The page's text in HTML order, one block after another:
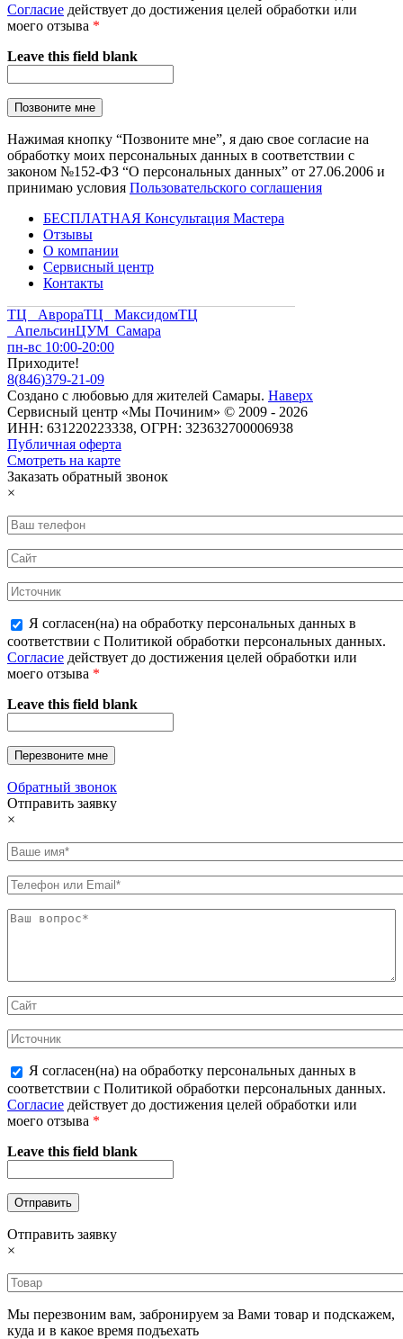
Согласие действует до достижения целей обработки или
моего отзыва *
Leave this field blank
Нажимая кнопку “Позвоните мне”, я даю свое согласие на
обработку моих персональных данных в соответствии с
законом №152-ФЗ “О персональных данных” от 27.06.2006 и
принимаю условия Пользовательского соглашения
БЕСПЛАТНАЯ Консультация Мастера
Отзывы
О компании
Сервисный центр
Контакты
ТЦ АврораТЦ МаксидомТЦ
АпельсинЦУМ Самара
пн-вс 10:00-20:00
Приходите!
8(846)379-21-09
Создано с любовью для жителей Самары. Наверх
Сервисный центр «Мы Починим» © 2009 - 2026
ИНН: 631220223338, ОГРН: 323632700006938
Публичная оферта
Смотреть на карте
Заказать обратный звонок
×
Я согласен(на) на обработку персональных данных в
соответствии с Политикой обработки персональных данных.
Согласие действует до достижения целей обработки или
моего отзыва *
Leave this field blank
Обратный звонок
Отправить заявку
×
Я согласен(на) на обработку персональных данных в
соответствии с Политикой обработки персональных данных.
Согласие действует до достижения целей обработки или
моего отзыва *
Leave this field blank
Отправить заявку
×
Мы перезвоним вам, забронируем за Вами товар и подскажем,
куда и в какое время подъехать